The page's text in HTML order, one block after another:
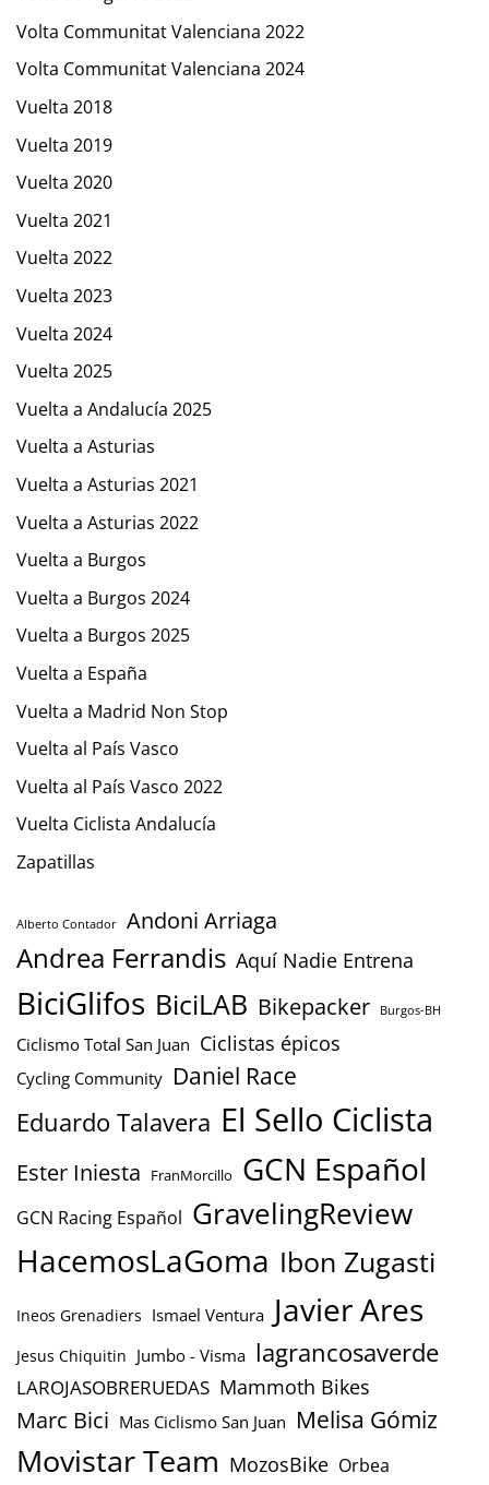
Volta Communitat Valenciana 2022
Volta Communitat Valenciana 2024
Vuelta 2018
Vuelta 2019
Vuelta 2020
Vuelta 2021
Vuelta 2022
Vuelta 2023
Vuelta 2024
Vuelta 2025
Vuelta a Andalucía 2025
Vuelta a Asturias
Vuelta a Asturias 2021
Vuelta a Asturias 2022
Vuelta a Burgos
Vuelta a Burgos 2024
Vuelta a Burgos 2025
Vuelta a España
Vuelta a Madrid Non Stop
Vuelta al País Vasco
Vuelta al País Vasco 2022
Vuelta Ciclista Andalucía
Zapatillas
Alberto Contador Andoni Arriaga
Andrea Ferrandis Aquí Nadie Entrena
BiciGlifos BiciLAB Bikepacker Burgos-BH
Ciclismo Total San Juan Ciclistas épicos
Cycling Community Daniel Race
Eduardo Talavera El Sello Ciclista
Ester Iniesta FranMorcillo GCN Español
GCN Racing Español GravelingReview
HacemosLaGoma Ibon Zugasti
Ineos Grenadiers Ismael Ventura Javier Ares
Jesus Chiquitin Jumbo - Visma lagrancosaverde
LAROJASOBRERUEDAS Mammoth Bikes
Marc Bici Mas Ciclismo San Juan Melisa Gómiz
Movistar Team MozosBike Orbea